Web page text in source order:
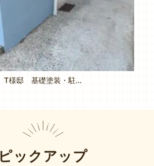
熊本市 北区 T様邸 基礎塗装・駐車場土間補修
ピックアップ